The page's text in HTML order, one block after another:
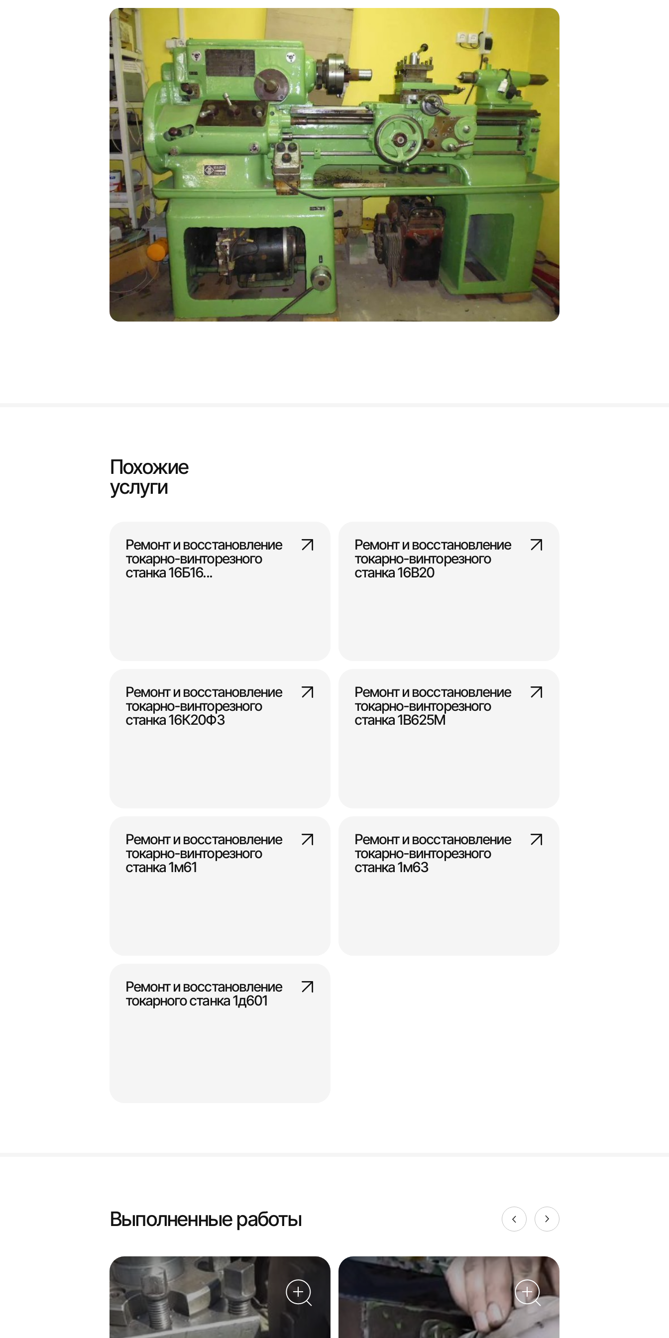
Похожие
услуги
Ремонт и восстановление
токарно-винторезного
станка 16Б16...
Ремонт и восстановление
токарно-винторезного
станка 16В20
Ремонт и восстановление
токарно-винторезного
станка 16К20Ф3
Ремонт и восстановление
токарно-винторезного
станка 1В625М
Ремонт и восстановление
токарно-винторезного
станка 1м61
Ремонт и восстановление
токарно-винторезного
станка 1м63
Ремонт и восстановление
токарного станка 1д601
Выполненные работы